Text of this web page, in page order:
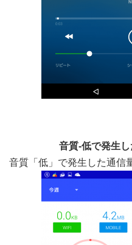
音質-低で発生
音質「低」で発生した通信